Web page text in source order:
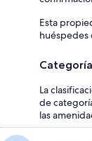
Esta
huéspedes
La
de
las